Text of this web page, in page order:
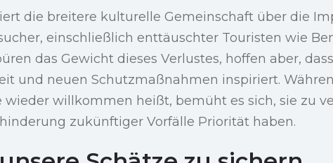
die breitere kulturelle Gemeinschaft über die
einschließlich enttäuschter Touristen wie
das Gewicht dieses Verlustes, hoffen aber,
und neuen Schutzmaßnahmen inspiriert.
wieder willkommen heißt, bemüht es sich, sie zu
zukünftiger Vorfälle Priorität haben.